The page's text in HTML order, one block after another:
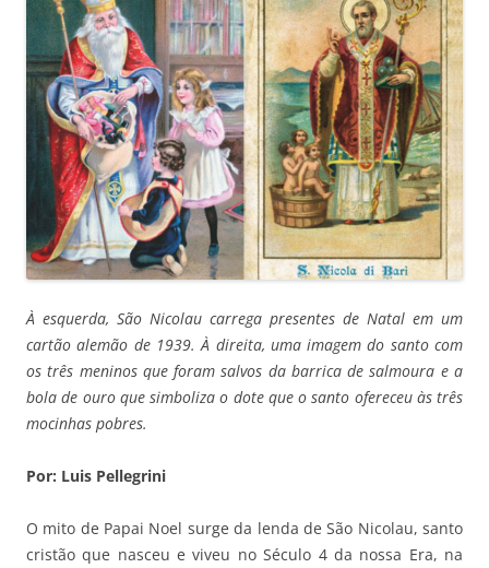
À esquerda, São Nicolau carrega presentes de Natal em um
cartão alemão de 1939. À direita, uma imagem do santo com
os três meninos que foram salvos da barrica de salmoura e a
bola de ouro que simboliza o dote que o santo ofereceu às três
mocinhas pobres.
Por: Luis Pellegrini
O mito de Papai Noel surge da lenda de São Nicolau, santo
cristão que nasceu e viveu no Século 4 da nossa Era, na